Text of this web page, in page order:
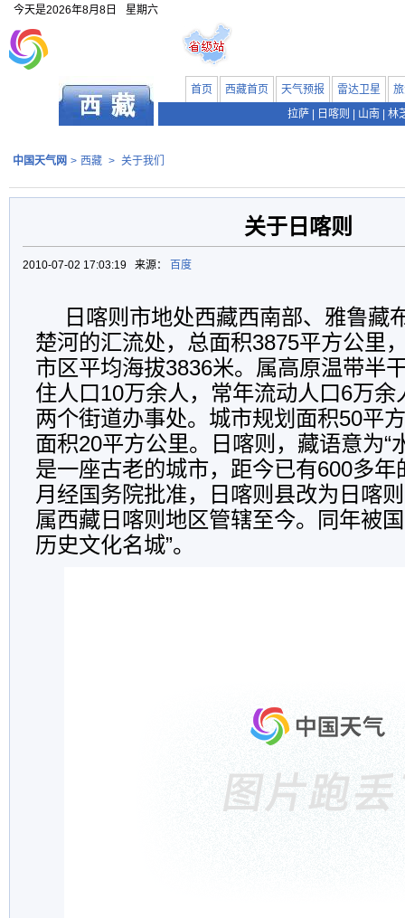
今天是2026年8月8日 星期六
首页 西藏首页 天气预报 雷达卫星
拉萨
日喀则 山南 林
中国天气网 > 西藏 > 关于我们
关于日喀则
2010-07-02 17:03:19 来源： 百度
日喀则市地处西藏西南部、雅鲁藏
楚河的汇流处，总面积3875平方公里
市区平均海拔3836米。属高原温带半
住人口10万余人，常年流动人口6万余
两个街道办事处。城市规划面积50平
面积20平方公里。日喀则，藏语意为“
是一座古老的城市，距今已有600多年
月经国务院批准，日喀则县改为日喀
属西藏日喀则地区管辖至今。同年被
历史文化名城”。